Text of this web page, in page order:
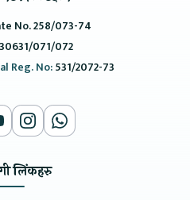
No. 258/073-74
071/072
Reg. No:531/2072-73
लिंकहरु